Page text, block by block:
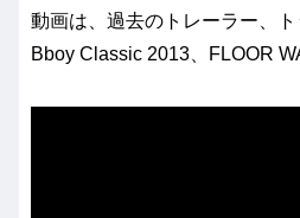
動画は、過去のトレーラー、
Bboy Classic 2013、FLOOR